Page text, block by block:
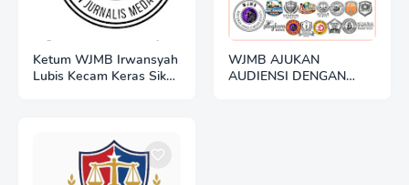
Ketum WJMB Irwansyah
Lubis Kecam Keras Sikap
WJMB AJUKAN
AUDIENSI DENGAN